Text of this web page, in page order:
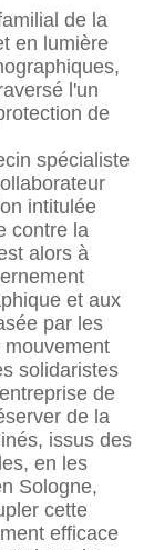
de la
en lumière
l'un
de
spécialiste
intitulée
contre la
alors à
et aux
par les
solidaristes
de
de la
issus des
en les
Sologne,
cette
efficace